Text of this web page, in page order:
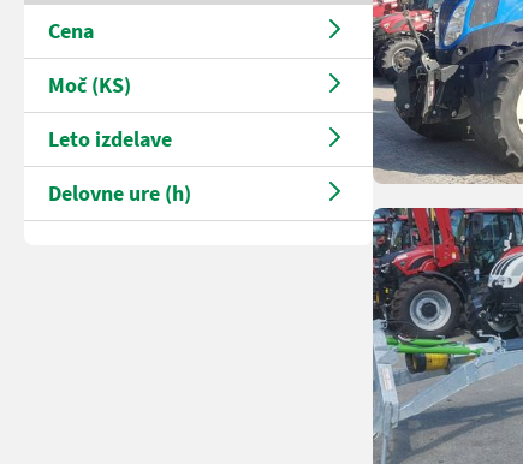
Cena
Moč (KS)
Leto izdelave
Delovne ure (h)